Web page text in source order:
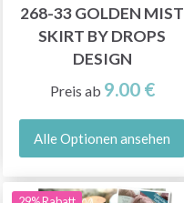
268-33 GOLDEN MIST
SKIRT BY DROPS
DESIGN
Preis ab 9.00 €
Alle Optionen ansehen